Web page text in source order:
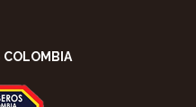
COLOMBIA